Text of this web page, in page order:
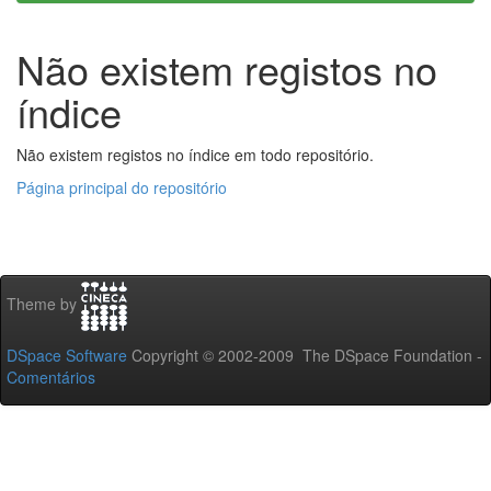
Não existem registos no
índice
Não existem registos no índice em todo repositório.
Página principal do repositório
Theme by
DSpace Software Copyright © 2002-2009 The DSpace Foundation -
Comentários